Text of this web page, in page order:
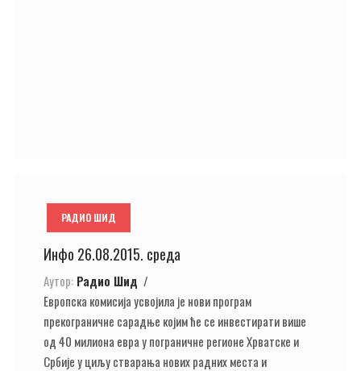
РАДИО ШИД
Инфо 26.08.2015. среда
Аутор: Радио Шид
Европска комисија усвојила је нови програм
прекограничне сарадње којим ће се инвестирати више
од 40 милиона евра у пограничне регионе Хрватске и
Србије у циљу стварања нових радних места и